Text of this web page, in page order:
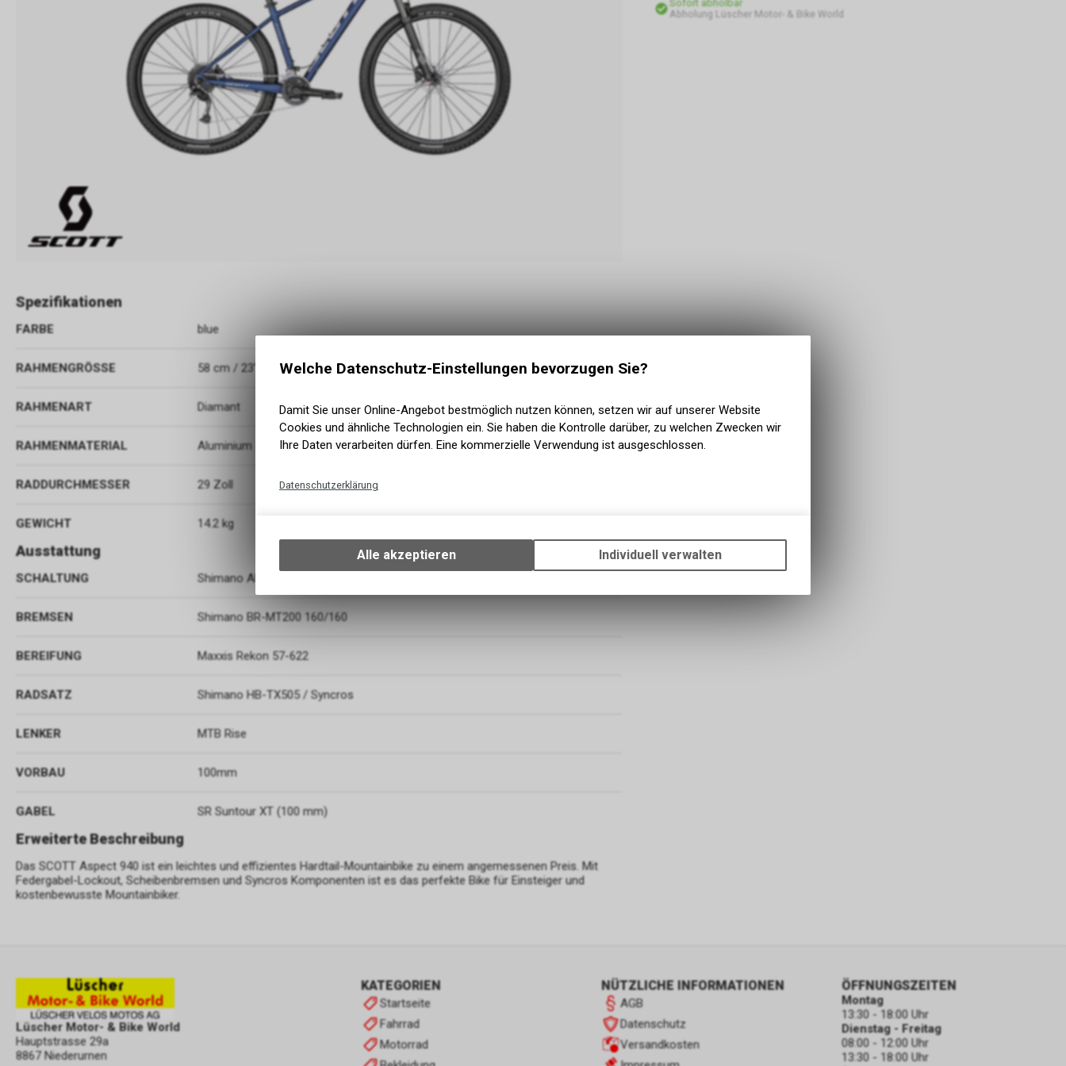
Sofort abholbar
Abholung Lüscher Motor- & Bike World
Spezifikationen
FARBE blue
RAHMENGRÖSSE 58 cm / 23" (XXL)
RAHMENART Diamant
RAHMENMATERIAL Aluminium
RADDURCHMESSER 29 Zoll
GEWICHT 14.2 kg
Ausstattung
SCHALTUNG Shimano Alivio FD-M3120 / RD-M3100 18-Gang
BREMSEN Shimano BR-MT200 160/160
BEREIFUNG Maxxis Rekon 57-622
RADSATZ Shimano HB-TX505 / Syncros
LENKER MTB Rise
VORBAU 100mm
GABEL SR Suntour XT (100 mm)
Erweiterte Beschreibung
Das SCOTT Aspect 940 ist ein leichtes und effizientes Hardtail-Mountainbike zu einem angemessenen Preis. Mit
Federgabel-Lockout, Scheibenbremsen und Syncros Komponenten ist es das perfekte Bike für Einsteiger und
kostenbewusste Mountainbiker.
Lüscher Motor- & Bike World
Hauptstrasse 29a
8867 Niederurnen
KATEGORIEN
Startseite
Fahrrad
Motorrad
NÜTZLICHE INFORMATIONEN
AGB
Datenschutz
Versandkosten
ÖFFNUNGSZEITEN
Montag
13:30 - 18:00 Uhr
Dienstag - Freitag
08:00 - 12:00 Uhr
13:30 - 18:00 Uhr
Welche Datenschutz-Einstellungen bevorzugen Sie?
Damit Sie unser Online-Angebot bestmöglich nutzen können, setzen wir auf unserer Website
Cookies und ähnliche Technologien ein. Sie haben die Kontrolle darüber, zu welchen Zwecken wir
Ihre Daten verarbeiten dürfen. Eine kommerzielle Verwendung ist ausgeschlossen.
Datenschutzerklärung
Ihrem Gerät, um die grundlegenden Funktionen unseres Online-Angebots, wie die
Verwendung des Warenkorbs, zu ermöglichen. Bitte beachten Sie, dass die
zulassen.
Alle akzeptieren Individuell verwalten